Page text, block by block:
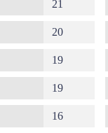
21
20
19
19
16